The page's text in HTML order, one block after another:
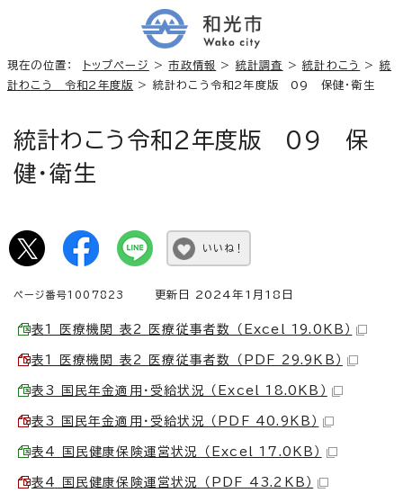
現在の位置： トップページ >市政情報 > 統計調査 >統計わこう > 統
計わこう 令和2年度版 > 統計わこう令和2年度版 09 保健・衛生
統計わこう令和2年度版 09 保
健・衛生
いいね！
ページ番号1007823 更新日 2024年1月18日
表1 医療機関 表2 医療従事者数 （Excel 19.0KB）
表1 医療機関 表2 医療従事者数 （PDF 29.9KB）
表3 国民年金適用・受給状況 （Excel 18.0KB）
表3 国民年金適用・受給状況 （PDF 40.9KB）
表4 国民健康保険運営状況 （Excel 17.0KB）
表4 国民健康保険運営状況 （PDF 43.2KB）